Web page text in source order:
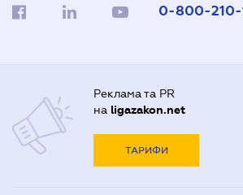
0-800-210-
Реклама та PR
на ligazakon.net
ТАРИФИ